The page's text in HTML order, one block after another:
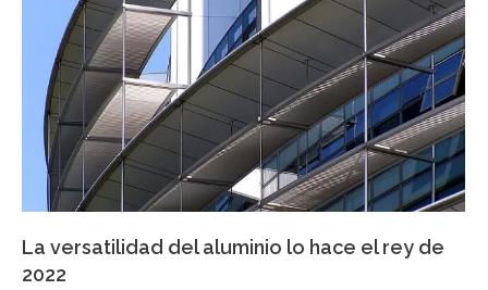
La versatilidad del aluminio lo hace el rey de
2022